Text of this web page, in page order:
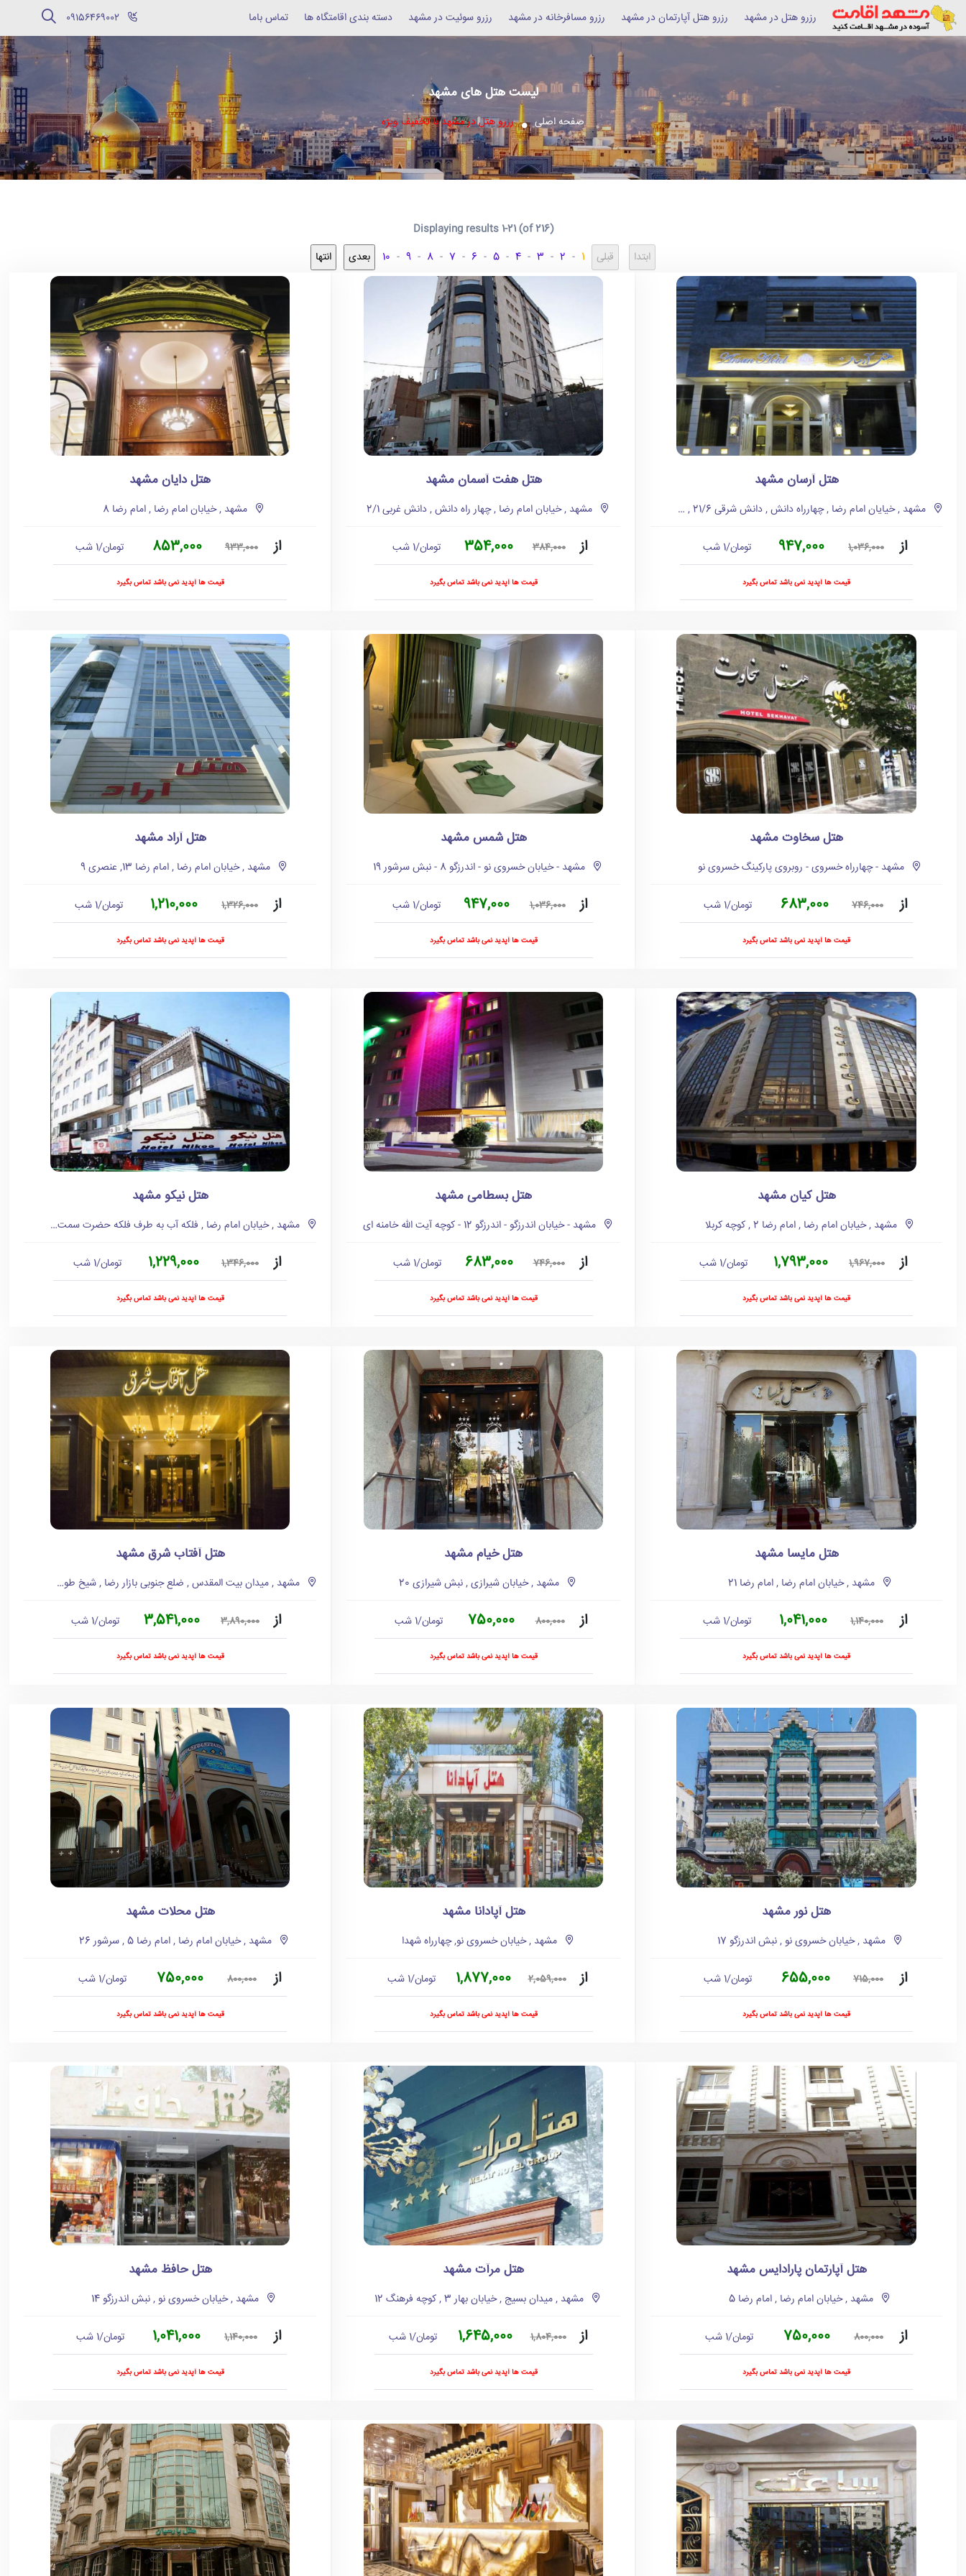
رزرو هتل در مشهد رزرو هتل آپارتمان در مشهد رزرو مسافرخانه در مشهد رزرو سوئیت در مشهد دسته بندی اقامتگاه ها تماس باما
لیست هتل های مشهد
صفحه اصلی رزرو هتل در مشهد با تخفیف ویژه
Displaying results 1-21 (of 216)
1
-
2
-
3
-
4
-
5
-
6
-
7
-
8
-
9
-
10
هتل آرسان مشهد
مشهد , خیایان امام رضا , چهارراه دانش , دانش شرقی 21/6 , امت رضا6
از 1,036,000
947,000 تومان/1 شب
قیمت ها آپدید نمی باشد تماس بگیرد
هتل هفت آسمان مشهد
مشهد , خیابان امام رضا , چهار راه دانش , دانش غربی 2/1
از 384,000
354,000 تومان/1 شب
قیمت ها آپدید نمی باشد تماس بگیرد
هتل دایان مشهد
مشهد , خیابان امام رضا , امام رضا 8
از 933,000
853,000 تومان/1 شب
قیمت ها آپدید نمی باشد تماس بگیرد
هتل سخاوت مشهد
مشهد - چهارراه خسروی - روبروی پارکینگ خسروی نو
از 746,000
683,000 تومان/1 شب
قیمت ها آپدید نمی باشد تماس بگیرد
هتل شمس مشهد
مشهد - خیابان خسروی نو - اندرزگو 8 - نبش سرشور 19
از 1,036,000
947,000 تومان/1 شب
قیمت ها آپدید نمی باشد تماس بگیرد
هتل آراد مشهد
مشهد , خیابان امام رضا , امام رضا 13, عنصری 9
از 1,326,000
1,210,000 تومان/1 شب
قیمت ها آپدید نمی باشد تماس بگیرد
هتل کیان مشهد
مشهد , خیابان امام رضا , امام رضا 2 , کوچه کربلا
از 1,967,000
1,793,000 تومان/1 شب
قیمت ها آپدید نمی باشد تماس بگیرد
هتل بسطامی مشهد
مشهد - خیابان اندرزگو - اندرزگو 12 - کوچه آیت الله خامنه ای
از 746,000
683,000 تومان/1 شب
قیمت ها آپدید نمی باشد تماس بگیرد
هتل نیکو مشهد
مشهد , خیابان امام رضا , فلکه آب به طرف فلکه حضرت سمت چپ
از 1,346,000
1,229,000 تومان/1 شب
قیمت ها آپدید نمی باشد تماس بگیرد
هتل مایسا مشهد
مشهد , خیابان امام رضا , امام رضا 21
از 1,140,000
1,041,000 تومان/1 شب
قیمت ها آپدید نمی باشد تماس بگیرد
هتل خیام مشهد
مشهد , خیابان شیرازی , نبش شیرازی 20
از 800,000
750,000 تومان/1 شب
قیمت ها آپدید نمی باشد تماس بگیرد
هتل آفتاب شرق مشهد
مشهد , میدان بیت المقدس , ضلع جنوبی بازار رضا , شیخ طوسی 7 , پلاک49
از 3,890,000
3,541,000 تومان/1 شب
قیمت ها آپدید نمی باشد تماس بگیرد
هتل نور مشهد
مشهد , خیابان خسروی نو , نبش اندرزگو 17
از 715,000
655,000 تومان/1 شب
قیمت ها آپدید نمی باشد تماس بگیرد
هتل آپادانا مشهد
مشهد , خیابان خسروی نو, چهارراه شهدا
از 2,059,000
1,877,000 تومان/1 شب
قیمت ها آپدید نمی باشد تماس بگیرد
هتل محلات مشهد
مشهد , خیابان امام رضا , امام رضا 5 , سرشور 26
از 800,000
750,000 تومان/1 شب
قیمت ها آپدید نمی باشد تماس بگیرد
هتل آپارتمان پارادایس مشهد
مشهد , خیابان امام رضا , امام رضا 5
از 800,000
750,000 تومان/1 شب
قیمت ها آپدید نمی باشد تماس بگیرد
هتل مرآت مشهد
مشهد , میدان بسیج , خیابان بهار 3 , کوچه فرهنگ 12
از 1,804,000
1,645,000 تومان/1 شب
قیمت ها آپدید نمی باشد تماس بگیرد
هتل حافظ مشهد
مشهد , خیابان خسروی نو , نبش اندرزگو 14
از 1,140,000
1,041,000 تومان/1 شب
قیمت ها آپدید نمی باشد تماس بگیرد